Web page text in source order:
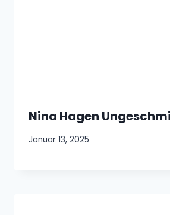
Nina Hagen
Januar 13, 2025